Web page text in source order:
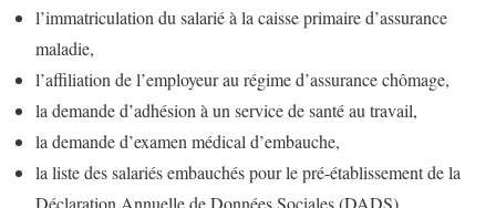
l’immatriculation du salarié à la caisse primaire d’assurance
maladie,
l’affiliation de l’employeur au régime d’assurance chômage,
la demande d’adhésion à un service de santé au travail,
la demande d’examen médical d’embauche,
la liste des salariés embauchés pour le pré-établissement de la
Déclaration Annuelle de Données Sociales (DADS)